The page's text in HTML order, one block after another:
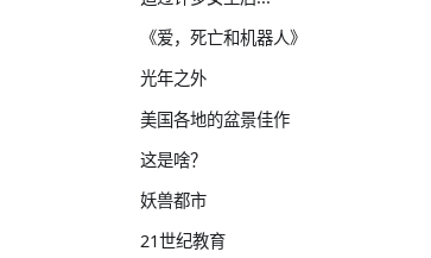
《爱，死亡和机器人》
光年之外
美国各地的盆景佳作
这是啥？
妖兽都市
21世纪教育